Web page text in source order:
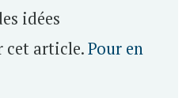
idées
cet article.Pour en